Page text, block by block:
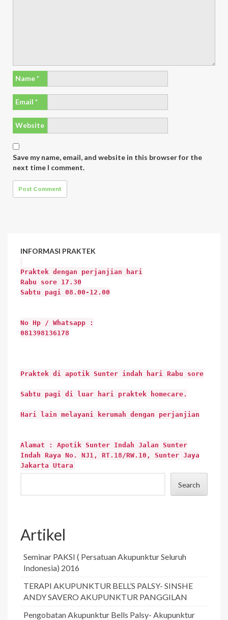
Name*
Email *
Website
Save my name, email, and website in this browser for the
next time I comment.
INFORMASI PRAKTEK
Praktek dengan perjanjian hari
Rabu sore 17.30
Sabtu pagi 08.00-12.00
No Hp / Whatsapp :
081398136178
Praktek di apotik Sunter indah hari Rabu sore
Sabtu pagi di luar hari praktek homecare.
Hari lain melayani kerumah dengan perjanjian
Alamat : Apotik Sunter Indah Jalan Sunter
Indah Raya No. NJ1, RT.18/RW.10, Sunter Jaya
Jakarta Utara
Search
Artikel
Seminar PAKSI ( Persatuan Akupunktur Seluruh
Indonesia) 2016
TERAPI AKUPUNKTUR BELL’S PALSY- SINSHE
ANDY SAVERO AKUPUNKTUR PANGGILAN
Pengobatan Akupunktur Bells Palsy- Akupunktur